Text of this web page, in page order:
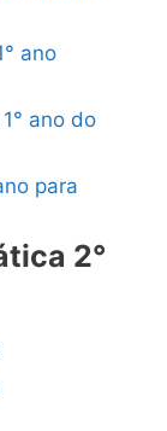
ano
ano do
para
2°